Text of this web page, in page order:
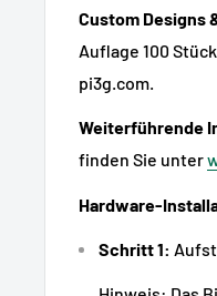
Custom Designs
Auflage 100
pi3g.com.
Weiterführende
finden Sie unter
Hardware-
Schritt 1: